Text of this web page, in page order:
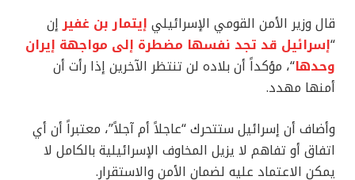
قال وزير الأمن القومي الإسرائيلي إيتمار بن غفير إن
“إسرائيل قد تجد نفسها مضطرة إلى مواجهة إيران
وحدها“، مؤكداً أن بلاده لن تنتظر الآخرين إذا رأت أن
أمنها مهدد.
وأضاف أن إسرائيل ستتحرك “عاجلاً أم آجلاً”، معتبراً أن أي
اتفاق أو تفاهم لا يزيل المخاوف الإسرائيلية بالكامل لا
يمكن الاعتماد عليه لضمان الأمن والاستقرار.